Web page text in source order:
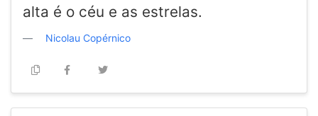
alta é o céu e as estrelas.
Nicolau Copérnico